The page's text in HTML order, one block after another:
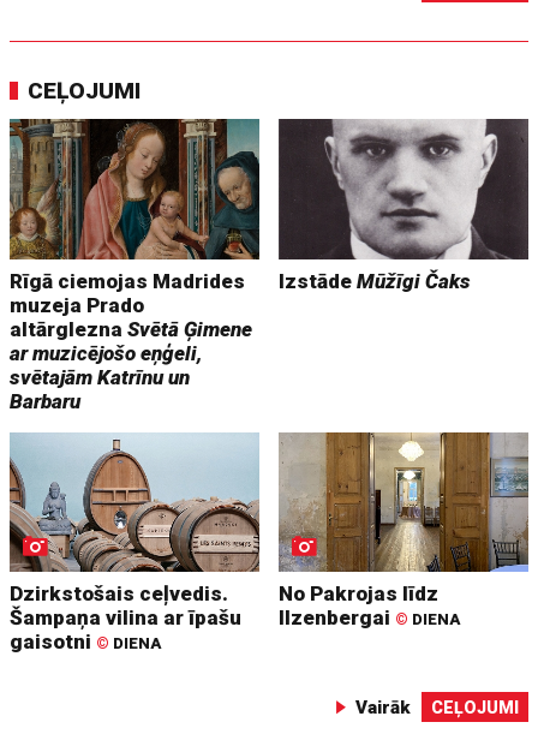
CEĻOJUMI
Rīgā ciemojas Madrides
muzeja Prado
altārgleznaSvētā Ģimene
ar muzicējošo eņģeli,
svētajām Katrīnu un
Barbaru
IzstādeMūžīgi Čaks
Dzirkstošais ceļvedis.
Šampaņa vilina ar īpašu
gaisotni © DIENA
No Pakrojas līdz
Ilzenbergai © DIENA
Vairāk CEĻOJUMI